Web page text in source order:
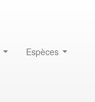
Espèces